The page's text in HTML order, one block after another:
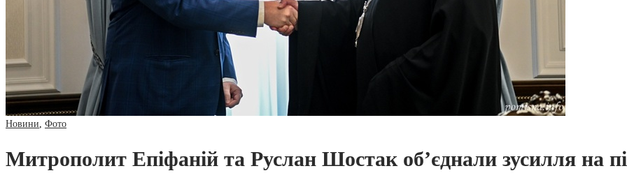
Новини Фото
Митрополит Епіфаній та Руслан Шостак об’єднали зусилля на